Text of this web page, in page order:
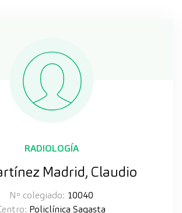
RADIOLOGÍA
Madrid, Claudio
Nº colegiado: 10040
Policlínica Sagasta